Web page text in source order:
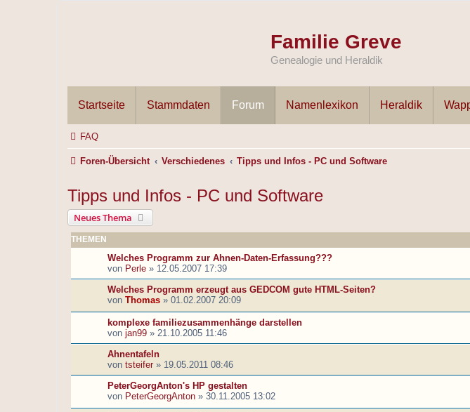
Familie Greve
Genealogie und Heraldik
Startseite Stammdaten Forum Namenlexikon Heraldik
FAQ
Foren-Übersicht Verschiedenes Tipps und Infos - PC und Software
Tipps und Infos - PC und Software
Neues Thema
THEMEN
Welches Programm zur Ahnen-Daten-Erfassung???
von Perle » 12.05.2007 17:39
Welches Programm erzeugt aus GEDCOM gute HTML-Seiten?
von Thomas » 01.02.2007 20:09
komplexe familiezusammenhänge darstellen
von jan99 » 21.10.2005 11:46
Ahnentafeln
von tsteifer » 19.05.2011 08:46
PeterGeorgAnton's HP gestalten
von PeterGeorgAnton » 30.11.2005 13:02